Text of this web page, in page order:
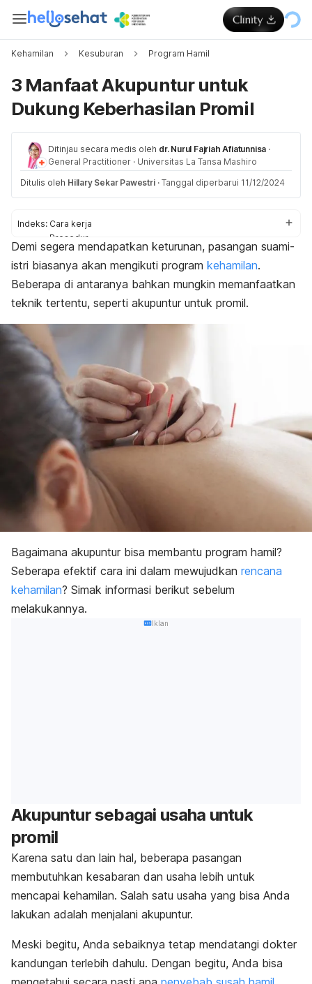
Kehamilan Kesuburan Program Hamil
3 Manfaat Akupuntur untuk
Dukung Keberhasilan Promil
Ditinjau secara medis oleh dr. Nurul Fajriah Afiatunnisa ·
General Practitioner · Universitas La Tansa Mashiro
Ditulis oleh Hillary Sekar Pawestri · Tanggal diperbarui 11/12/2024
Indeks: Cara kerja
Prosedur
Fungsi
Untuk suami
Demi segera mendapatkan keturunan, pasangan suami-
istri biasanya akan mengikuti program kehamilan.
Beberapa di antaranya bahkan mungkin memanfaatkan
teknik tertentu, seperti akupuntur untuk promil.
Bagaimana akupuntur bisa membantu program hamil?
Seberapa efektif cara ini dalam mewujudkan rencana
kehamilan? Simak informasi berikut sebelum
melakukannya.
Iklan
Akupuntur sebagai usaha untuk
promil
Karena satu dan lain hal, beberapa pasangan
membutuhkan kesabaran dan usaha lebih untuk
mencapai kehamilan. Salah satu usaha yang bisa Anda
lakukan adalah menjalani akupuntur.
Meski begitu, Anda sebaiknya tetap mendatangi dokter
kandungan terlebih dahulu. Dengan begitu, Anda bisa